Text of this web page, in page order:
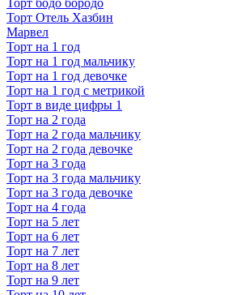
Торт бодо бородо
Торт Отель Хазбин
Марвел
Торт на 1 год
Торт на 1 год мальчику
Торт на 1 год девочке
Торт на 1 год с метрикой
Торт в виде цифры 1
Торт на 2 года
Торт на 2 года мальчику
Торт на 2 года девочке
Торт на 3 года
Торт на 3 года мальчику
Торт на 3 года девочке
Торт на 4 года
Торт на 5 лет
Торт на 6 лет
Торт на 7 лет
Торт на 8 лет
Торт на 9 лет